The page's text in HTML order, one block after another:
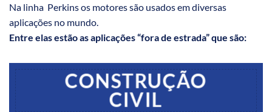
Na linha Perkins os motores são usados em diversas
aplicações no mundo.
Entre elas estão as aplicações “fora de estrada” que são:
CONSTRUÇÃO
CIVIL